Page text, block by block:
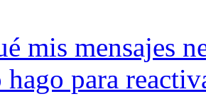
mis mensajes
hago para